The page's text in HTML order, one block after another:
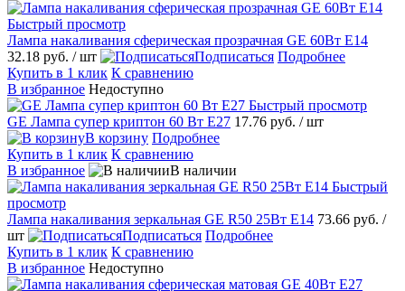
Быстрый просмотр
Лампа накаливания сферическая прозрачная GE 60Вт E14
32.18 руб. / шт Подписаться Подробнее
Купить в 1 клик К сравнению
В избранное Недоступно
Быстрый просмотр
GE Лампа супер криптон 60 Вт E27 17.76 руб. / шт
В корзину Подробнее
Купить в 1 клик К сравнению
В избранное
В наличии
Быстрый
просмотр
Лампа накаливания зеркальная GE R50 25Вт Е14 73.66 руб. /
шт
Подписаться Подробнее
Купить в 1 клик К сравнению
В избранное Недоступно